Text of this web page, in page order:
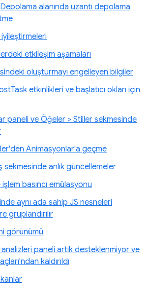
alanında uzantı depolama
etkileşim aşamaları
oluşturmayı engelleyen bilgiler
etkinlikleri ve başlatıcı okları için
paneli ve Öğeler > Stiller sekmesinde
Animasyonlar'a geçme
sekmesinde anlık güncellemeler
basıncı emülasyonu
aynı ada sahip JS nesneleri
gruplandırılır
görünümü
paneli artık desteklenmiyor ve
kaldırıldı